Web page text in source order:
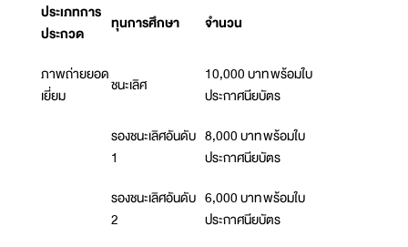
ประเภทการ
ประกวด
ทุนการศึกษา จำนวน
ภาพถ่ายยอด
เยี่ยม
ชนะเลิศ
10,000 บาท พร้อมใบ
ประกาศนียบัตร
รองชนะเลิศอันดับ
1
8,000 บาท พร้อมใบ
ประกาศนียบัตร
รองชนะเลิศอันดับ
2
6,000 บาท พร้อมใบ
ประกาศนียบัตร